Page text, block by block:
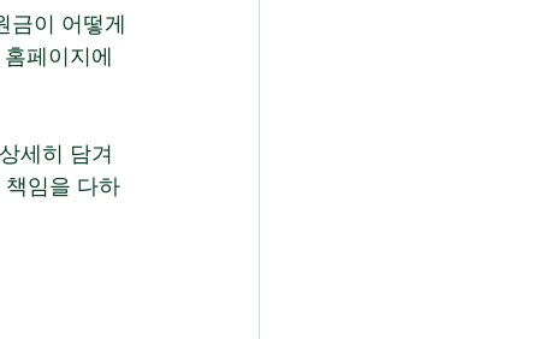
금이 어떻게
페이지에
세히 담겨
임을 다하